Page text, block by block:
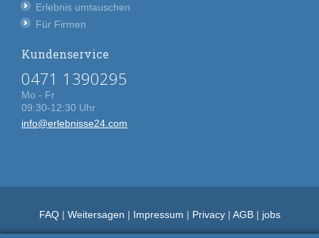
Erlebnis umtauschen
Für Firmen
Kundenservice
0471 1390295
Mo - Fr
09:30-12:30 Uhr
info@erlebnisse24.com
FAQ| Weitersagen | Impressum | Privacy| AGB| jobs